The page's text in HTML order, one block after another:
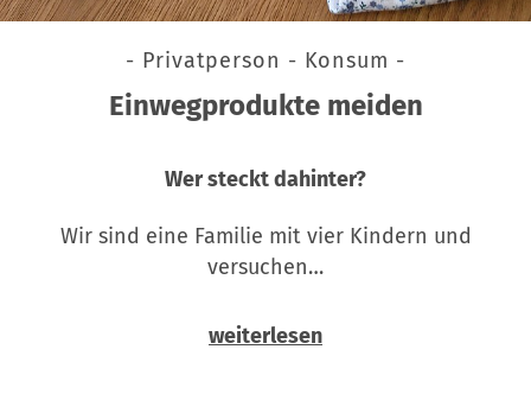
- Privatperson - Konsum -
Einwegprodukte meiden
Wer steckt dahinter?
Wir sind eine Familie mit vier Kindern und
versuchen…
weiterlesen